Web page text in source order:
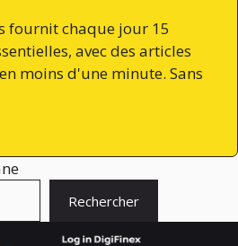
fournit chaque jour 15
avec des articles
moins d'une minute. Sans
Rechercher